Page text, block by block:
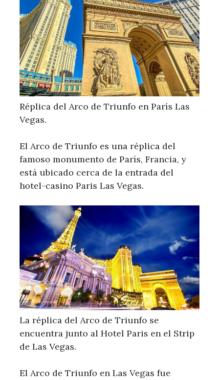
Réplica del Arco de Triunfo en París Las
Vegas.
El Arco de Triunfo es una réplica del
famoso monumento de París, Francia, y
está ubicado cerca de la entrada del
hotel-casino Paris Las Vegas.
La réplica del Arco de Triunfo se
encuentra junto al Hotel Paris en el Strip
de Las Vegas.
El Arco de Triunfo en Las Vegas fue